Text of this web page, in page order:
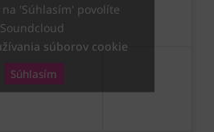
'Súhlasím' povolíte
Soundcloud
súborov cookie
Súhlasím